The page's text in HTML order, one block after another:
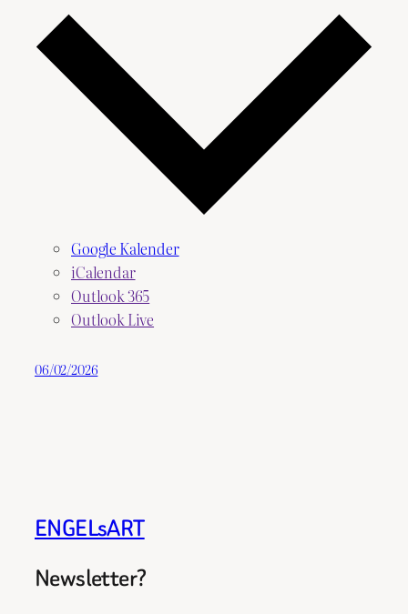
Google Kalender
iCalendar
Outlook 365
Outlook Live
06/02/2026
ENGELsART
Newsletter?